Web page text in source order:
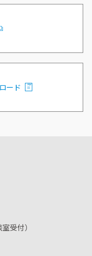
ード
受付）